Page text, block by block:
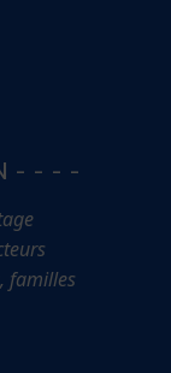
- - - -
familles